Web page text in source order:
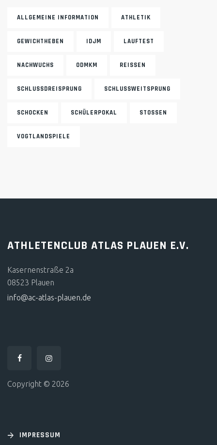
ALLGEMEINE INFORMATION ATHLETIK
GEWICHTHEBEN IDJM LAUFTEST
NACHWUCHS ODMKM REISSEN
SCHLUSSDREISPRUNG SCHLUSSWEITSPRUNG
SCHOCKEN SCHÜLERPOKAL STOSSEN
VOGTLANDSPIELE
ATHLETENCLUB ATLAS PLAUEN E.V.
Kasernenstraße 2a
08523 Plauen
info@ac-atlas-plauen.de
Copyright © 2026
IMPRESSUM